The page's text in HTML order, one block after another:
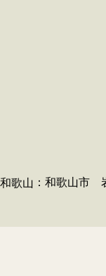
和歌山 ：和歌山